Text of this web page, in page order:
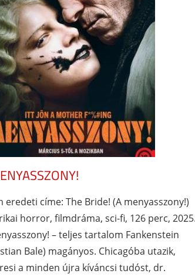
eredeti címe: The Bride! (A menyasszony!)
horror, filmdráma, sci-fi, 126 perc,
– teljes tartalom Fankenstein
Bale) magányos. Chicagóba utazik,
a minden újra kíváncsi tudóst, dr.